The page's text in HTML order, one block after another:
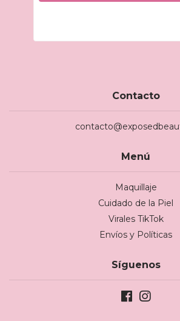
Contacto
Menú
Maquillaje
Cuidado de la Piel
Virales TikTok
Envíos y Políticas
Síguenos